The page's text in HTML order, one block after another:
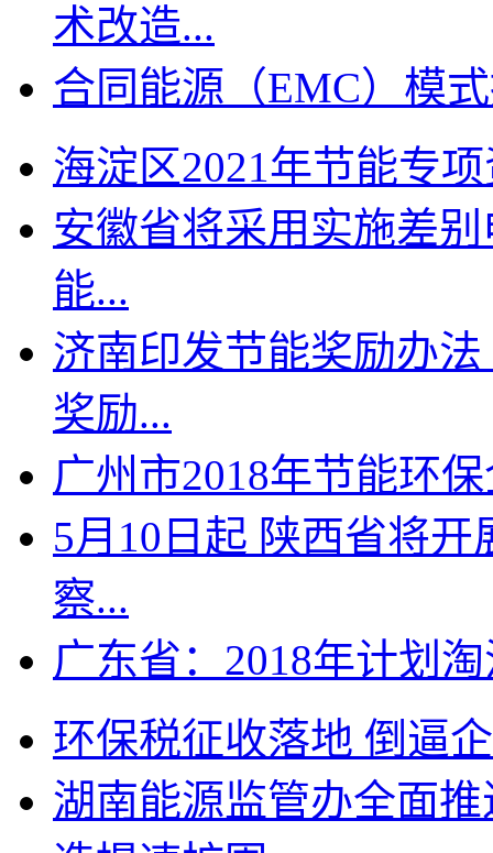
术改造...
合同能源（EMC）模
海淀区2021年节能专
安徽省将采用实施差
能...
济南印发节能奖励办
奖励...
广州市2018年节能环
5月10日起 陕西省将
察...
广东省：2018年计划
环保税征收落地 倒逼
湖南能源监管办全面